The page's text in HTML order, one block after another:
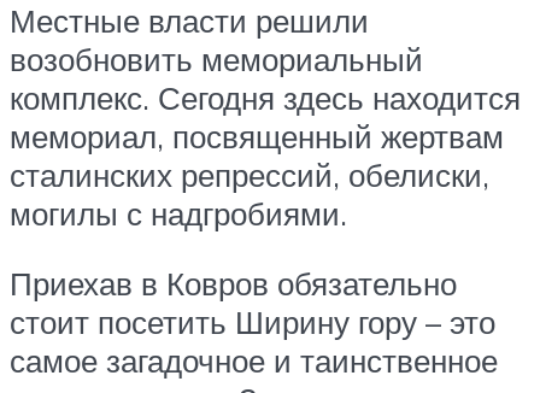
Местные власти решили
возобновить мемориальный
комплекс. Сегодня здесь находится
мемориал, посвященный жертвам
сталинских репрессий, обелиски,
могилы с надгробиями.
Приехав в Ковров обязательно
стоит посетить Ширину гору – это
самое загадочное и таинственное